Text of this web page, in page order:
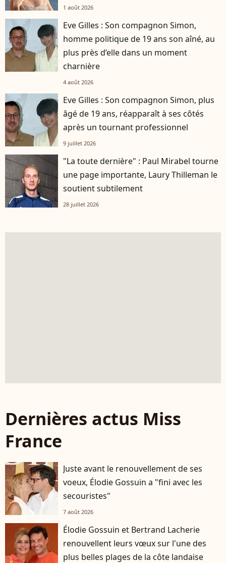
1 août 2026
Eve Gilles : Son compagnon Simon,
homme politique de 19 ans son aîné, au
plus près d’elle dans un moment
charnière
4 août 2026
Eve Gilles : Son compagnon Simon, plus
âgé de 19 ans, réapparaît à ses côtés
après un tournant professionnel
9 juillet 2026
"La toute dernière" : Paul Mirabel tourne
une page importante, Laury Thilleman le
soutient subtilement
28 juillet 2026
Dernières actus Miss
France
Juste avant le renouvellement de ses
voeux, Élodie Gossuin a "fini avec les
secouristes"
7 août 2026
Élodie Gossuin et Bertrand Lacherie
renouvellent leurs vœux sur l'une des
plus belles plages de la côte landaise